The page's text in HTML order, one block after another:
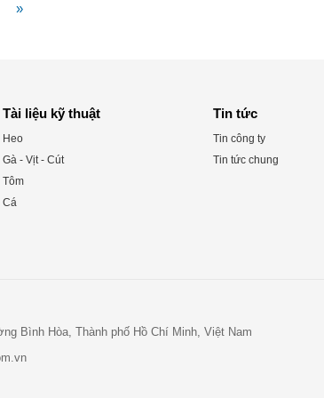
»
Tài liệu kỹ thuật
Heo
Gà - Vịt - Cút
Tôm
Cá
Tin tức
Tin công ty
Tin tức chung
Bình Hòa, Thành phố Hồ Chí Minh, Việt Nam